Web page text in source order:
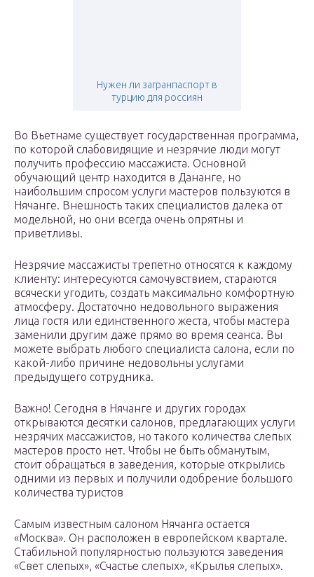
Нужен ли загранпаспорт в
турцию для россиян
Во Вьетнаме существует государственная программа,
по которой слабовидящие и незрячие люди могут
получить профессию массажиста. Основной
обучающий центр находится в Дананге, но
наибольшим спросом услуги мастеров пользуются в
Нячанге. Внешность таких специалистов далека от
модельной, но они всегда очень опрятны и
приветливы.
Незрячие массажисты трепетно относятся к каждому
клиенту: интересуются самочувствием, стараются
всячески угодить, создать максимально комфортную
атмосферу. Достаточно недовольного выражения
лица гостя или единственного жеста, чтобы мастера
заменили другим даже прямо во время сеанса. Вы
можете выбрать любого специалиста салона, если по
какой-либо причине недовольны услугами
предыдущего сотрудника.
Важно! Сегодня в Нячанге и других городах
открываются десятки салонов, предлагающих услуги
незрячих массажистов, но такого количества слепых
мастеров просто нет. Чтобы не быть обманутым,
стоит обращаться в заведения, которые открылись
одними из первых и получили одобрение большого
количества туристов
Самым известным салоном Нячанга остается
«Москва». Он расположен в европейском квартале.
Стабильной популярностью пользуются заведения
«Свет слепых», «Счастье слепых», «Крылья слепых».